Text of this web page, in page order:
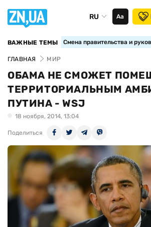
RU Аа
ВАЖНЫЕ ТЕМЫ Смена правительства и
ГЛАВНАЯ МИР
ОБАМА НЕ СМОЖЕТ
ТЕРРИТОРИАЛЬНЫМ
ПУТИНА - WSJ
18 ноября, 2014, 13:04
Поделиться